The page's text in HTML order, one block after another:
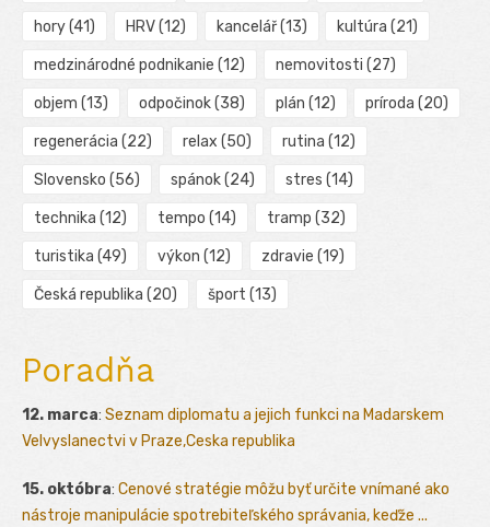
hory(41) HRV(12) kancelář(13) kultúra (21)
medzinárodné podnikanie (12) nemovitosti (27)
objem (13) odpočinok(38) plán (12) príroda (20)
regenerácia (22) relax (50) rutina (12)
Slovensko (56) spánok(24) stres (14)
technika (12) tempo (14) tramp (32)
turistika (49) výkon (12) zdravie (19)
Česká republika (20) šport (13)
Poradňa
12. marca: Seznam diplomatu a jejich funkci na Madarskem
Velvyslanectvi v Praze,Ceska republika
15. októbra: Cenové stratégie môžu byť určite vnímané ako
nástroje manipulácie spotrebiteľského správania, keďže ...